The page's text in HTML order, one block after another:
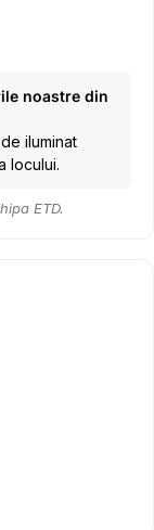
noastre din
iluminat
locului.
ETD.